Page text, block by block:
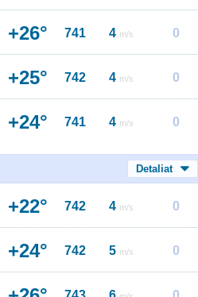
+26° 741 4 m/s 0
+25° 742 4 m/s 0
+24° 741 4 m/s 0
Detaliat
+22° 742 4 m/s 0
+24° 742 5 m/s 0